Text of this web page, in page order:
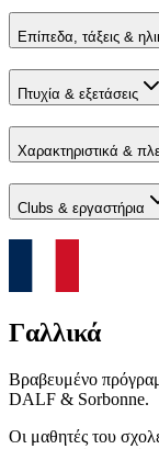
Επίπεδα, τάξεις &
Πτυχία & εξετάσεις
Χαρακτηριστικά &
Clubs & εργαστήρια
Γαλλικά
Βραβευμένο
DALF & Sorbonne.
Οι μαθητές του